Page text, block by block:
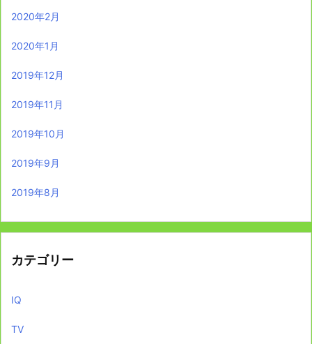
2020年2月
2020年1月
2019年12月
2019年11月
2019年10月
2019年9月
2019年8月
カテゴリー
IQ
TV